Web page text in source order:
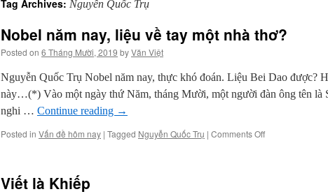
Tag Archives: Nguyễn Quốc Trụ
Nobel năm nay, liệu về tay một nhà thơ?
Posted on 6 Tháng Mười, 2019 byVăn Việt
Nguyễn Quốc Trụ Nobel năm nay, thực khó đoán. Liệu Bei Dao được?
này…(*) Vào một ngày thứ Năm, tháng Mười, một người đàn ông tên là
nghi … Continue reading →
Posted in Vấn đề hôm nay | Tagged Nguyễn Quốc Trụ | Comments Offon
Viết là Khiếp